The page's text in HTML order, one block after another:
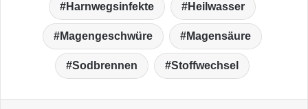
Harnwegsinfekte Heilwasser
Magengeschwüre Magensäure
Sodbrennen Stoffwechsel